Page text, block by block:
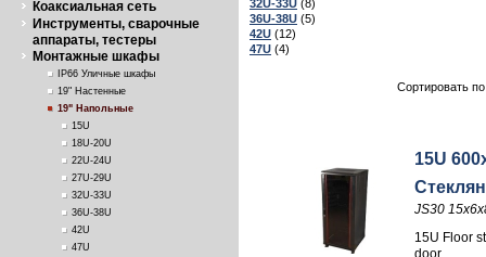
Коаксиальная сеть
Инструменты, сварочные
аппараты, тестеры
Монтажные шкафы
IP66 Уличные шкафы
19" Настенные
19" Напольные
15U
18U-20U
22U-24U
27U-29U
32U-33U
36U-38U
42U
47U
32U-33U (8)
36U-38U (5)
42U (12)
47U (4)
Сортировать
15U
JS30
15U Floor
door